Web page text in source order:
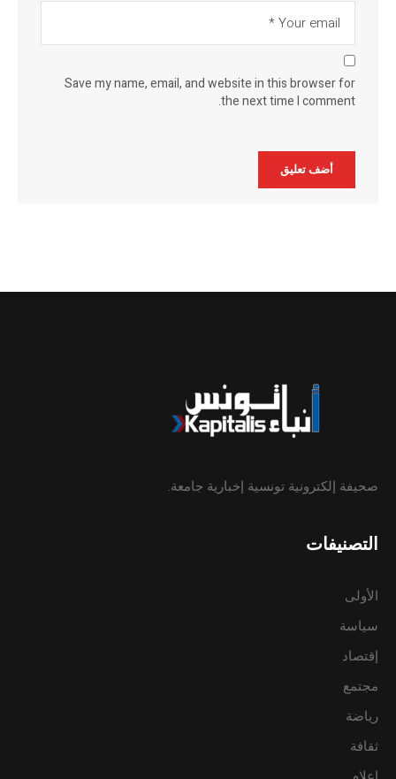
Save my name, email, and website in this browser for
the next time I comment.
صحيفة إلكترونية تونسية إخبارية جامعة.
التصنيفات
الأولى
سياسة
إقتصاد
مجتمع
رياضة
ثقافة